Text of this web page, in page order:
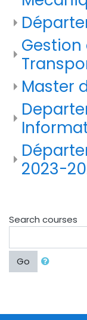
Gestion
Master
2023-
Search courses
Go